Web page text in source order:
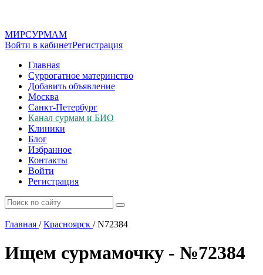
МИРСУРМАМ
Войти в кабинетРегистрация
Главная
Суррогатное материнство
Добавить объявление
Москва
Санкт-Петербург
Канал сурмам и БИО
Клиники
Блог
Избранное
Контакты
Войти
Регистрация
Главная / Красноярск /N72384
Ищем сурмамочку - №72384